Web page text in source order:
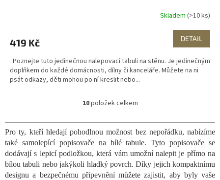
Skladem (>10 ks)
419 Kč DETAIL
Poznejte tuto jedinečnou nalepovací tabuli na stěnu. Je jedinečným
doplňkem do každé domácnosti, dílny či kanceláře. Můžete na ni
psát odkazy, děti mohou po ní kreslit nebo...
O
l
á
d
a
c
í
10položek celkem
Pro ty, kteří hledají pohodlnou možnost bez nepořádku, nabízíme
také samolepící popisovače na bílé tabule. Tyto popisovače se
dodávají s lepicí podložkou, která vám umožní nalepit je přímo na
bílou tabuli nebo jakýkoli hladký povrch. Díky jejich kompaktnímu
designu a bezpečnému připevnění můžete zajistit, aby byly vaše